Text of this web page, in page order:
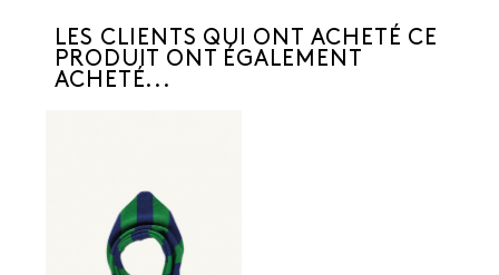
LES CLIENTS QUI ONT ACHETÉ CE
PRODUIT ONT ÉGALEMENT
ACHETÉ...